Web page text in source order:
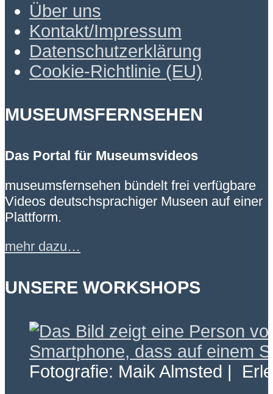
Über uns
Kontakt/Impressum
Datenschutzerklärung
Cookie-Richtlinie (EU)
MUSEUMSFERNSEHEN
Das Portal für Museumsvideos
museumsfernsehen bündelt frei verfügbare
Videos deutschsprachiger Museen auf einer
Plattform.
mehr dazu…
UNSERE WORKSHOPS
Fotografie: Maik Almsted |